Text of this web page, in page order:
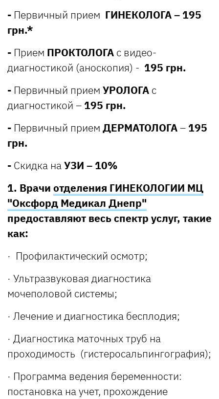
- Первичный прием ГИНЕКОЛОГА– 195
грн.*
- Прием ПРОКТОЛОГА с видео-
диагностикой (аноскопия) - 195 грн.
- Первичный прием УРОЛОГА с
диагностикой – 195 грн.
- Первичный прием ДЕРМАТОЛОГА– 195
грн.
- Скидка наУЗИ – 10%
1. Врачи отделения ГИНЕКОЛОГИИ МЦ
"Оксфорд Медикал Днепр"
предоставляют весь спектр услуг, такие
как:
· Профилактический осмотр;
· Ультразвуковая диагностика
мочеполовой системы;
· Лечение и диагностика бесплодия;
· Диагностика маточных труб на
проходимость (гистеросальпингография);
· Программа ведения беременности:
постановка на учет, прохождение